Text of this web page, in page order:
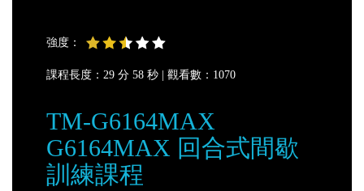
強度：
課程長度：29 分 58 秒 | 觀看數：1070
TM-G6164MAX
G6164MAX 回合式間歇
訓練課程